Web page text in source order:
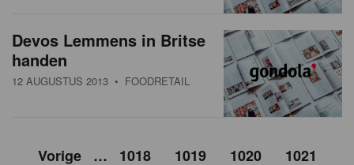
Devos Lemmens in Britse
handen
12 AUGUSTUS 2013 • FOODRETAIL
Vorige … 1018 1019 1020 1021